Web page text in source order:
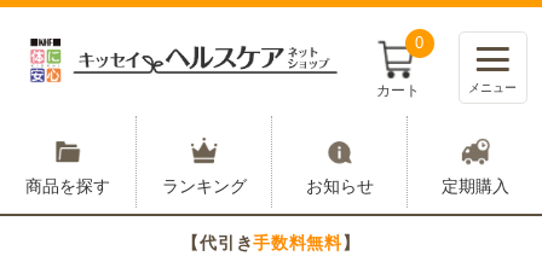
0
カート メニュー
商品を探す ランキング お知らせ 定期購入
【代引き手数料無料】